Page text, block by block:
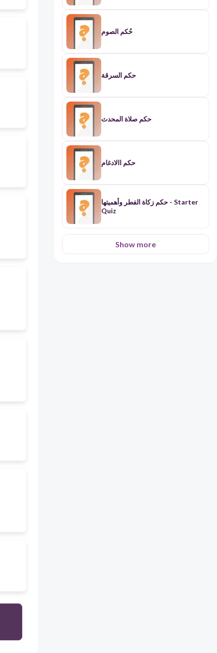
حُكم الصوم
حكم السرقة
حكم صلاة المحدث
حكم االادغام
حكم زكاة الفطر وأهميتها - Starter
Quiz
Show more